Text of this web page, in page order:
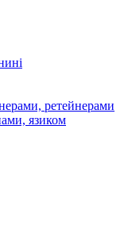
ретейнерами
язиком